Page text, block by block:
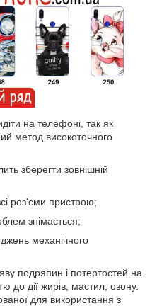
на телефоні, так як
метод високоточного
зберегти зовнішній
роз'єми пристрою;
знімається;
механічного
подряпин і потертостей на
до дії жирів, мастил, озону.
для використання з